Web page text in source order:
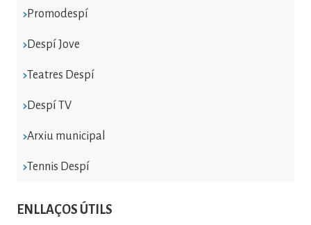
Promodespí
Despí Jove
Teatres Despí
Despí TV
Arxiu municipal
Tennis Despí
ENLLAÇOS ÚTILS